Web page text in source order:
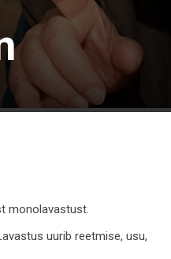
monolavastust.
uurib reetmise, usu,